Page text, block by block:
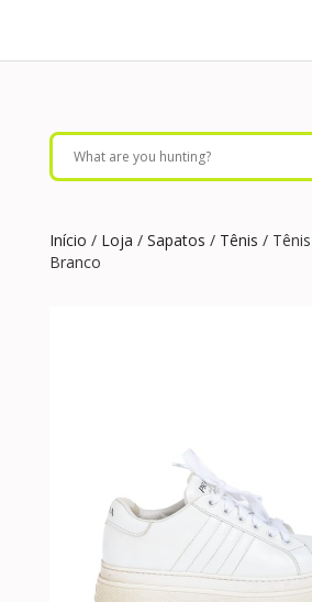
Início / Loja / Sapatos / Tênis /
Branco